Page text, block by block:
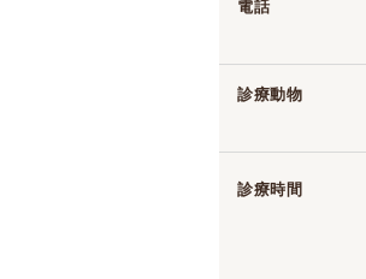
電話
診療動物
診療時間